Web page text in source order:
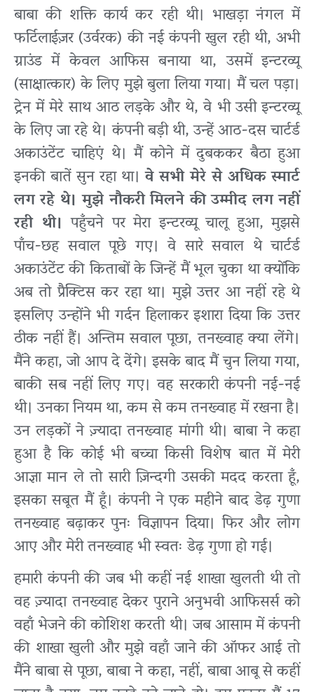
बाबा की शक्ति कार्य कर रही थी। भाखड़ा नंगल में
फर्टिलाईज़र (उर्वरक) की नई कंपनी खुल रही थी, अभी
ग्राउंड में केवल आफिस बनाया था, उसमें इन्टरव्यू
(साक्षात्कार) के लिए मुझे बुला लिया गया। मैं चल पड़ा।
ट्रेन में मेरे साथ आठ लड़के और थे, वे भी उसी इन्टरव्यू
के लिए जा रहे थे। कंपनी बड़ी थी, उन्हें आठ-दस चार्टर्ड
अकाउंटेंट चाहिएं थे। मैं कोने में दुबककर बैठा हुआ
इनकी बातें सुन रहा था।वे सभी मेरे से अधिक स्मार्ट
लग रहे थे। मुझे नौकरी मिलने की उम्मीद लग नहीं
रही थी। पहुँचने पर मेरा इन्टरव्यू चालू हुआ, मुझसे
पाँच-छह सवाल पूछे गए। वे सारे सवाल थे चार्टर्ड
अकाउंटेंट की किताबों के जिन्हें मैं भूल चुका था क्योंकि
अब तो प्रैक्टिस कर रहा था। मुझे उत्तर आ नहीं रहे थे
इसलिए उन्होंने भी गर्दन हिलाकर इशारा दिया कि उत्तर
ठीक नहीं हैं। अन्तिम सवाल पूछा, तनख्वाह क्या लेंगे।
मैंने कहा, जो आप दे देंगे। इसके बाद मैं चुन लिया गया,
बाकी सब नहीं लिए गए। वह सरकारी कंपनी नई-नई
थी। उनका नियम था, कम से कम तनख्वाह में रखना है।
उन लड़कों ने ज़्यादा तनख्वाह मांगी थी। बाबा ने कहा
हुआ है कि कोई भी बच्चा किसी विशेष बात में मेरी
आज्ञा मान ले तो सारी ज़िन्दगी उसकी मदद करता हूँ,
इसका सबूत मैं हूँ। कंपनी ने एक महीने बाद डेढ़ गुणा
तनख्वाह बढ़ाकर पुनः विज्ञापन दिया। फिर और लोग
आए और मेरी तनख्वाह भी स्वतः डेढ़ गुणा हो गई।
हमारी कंपनी की जब भी कहीं नई शाखा खुलती थी तो
वह ज़्यादा तनख्वाह देकर पुराने अनुभवी आफिसर्स को
वहाँ भेजने की कोशिश करती थी। जब आसाम में कंपनी
की शाखा खुली और मुझे वहाँ जाने की ऑफर आई तो
मैंने बाबा से पूछा, बाबा ने कहा, नहीं, बाबा आबू से कहीं